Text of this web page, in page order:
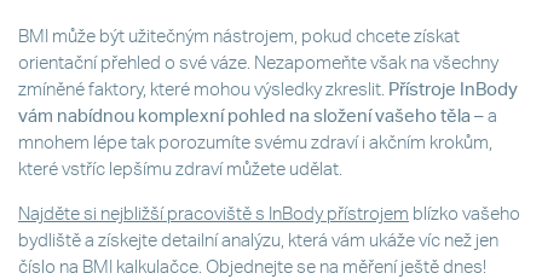
BMI může být užitečným nástrojem, pokud chcete získat
orientační přehled o své váze. Nezapomeňte však na všechny
zmíněné faktory, které mohou výsledky zkreslit. Přístroje InBody
vám nabídnou komplexní pohled na složení vašeho těla – a
mnohem lépe tak porozumíte svému zdraví i akčním krokům,
které vstříc lepšímu zdraví můžete udělat.
Najděte si nejbližší pracoviště s InBody přístrojem blízko vašeho
bydliště a získejte detailní analýzu, která vám ukáže víc než jen
číslo na BMI kalkulačce. Objednejte se na měření ještě dnes!